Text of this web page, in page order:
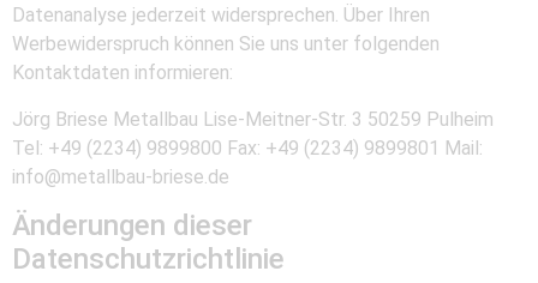
Datenanalyse jederzeit widersprechen. Über Ihren
Werbewiderspruch können Sie uns unter folgenden
Kontaktdaten informieren:
Jörg Briese Metallbau Lise-Meitner-Str. 3 50259 Pulheim
Tel: +49 (2234) 9899800 Fax: +49 (2234) 9899801 Mail:
info@metallbau-briese.de
Änderungen dieser
Datenschutzrichtlinie